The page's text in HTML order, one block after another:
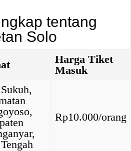
tentang
Solo
Harga Tiket
Masuk
Rp10.000/orang